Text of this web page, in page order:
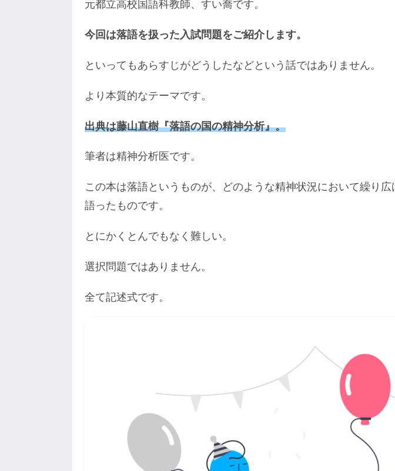
元都立高校国語科教師、すい喬です。
今回は落語を扱った入試問題をご紹介します。
といってもあらすじがどうしたなどという話ではありません。
より本質的なテーマです。
出典は藤山直樹『落語の国の精神分析』。
筆者は精神分析医です。
この本は落語というものが、どのような精神状況において繰り
語ったものです。
とにかくとんでもなく難しい。
選択問題ではありません。
全て記述式です。